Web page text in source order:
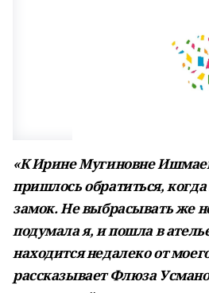
«К Ирине Мугиновне
пришлось обратиться,
замок. Не выбрасывать же
подумала я, и пошла в
находится недалеко от
рассказывает Флюза